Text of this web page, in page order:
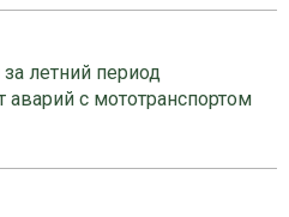
летний период
аварий с мототранспортом